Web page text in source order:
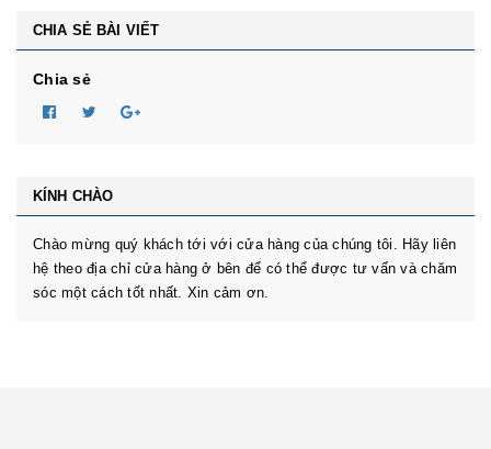
CHIA SẺ BÀI VIẾT
Chia sẻ
KÍNH CHÀO
Chào mừng quý khách tới với cửa hàng của chúng tôi. Hãy liên
hệ theo địa chỉ cửa hàng ở bên để có thể được tư vấn và chăm
sóc một cách tốt nhất. Xin cảm ơn.